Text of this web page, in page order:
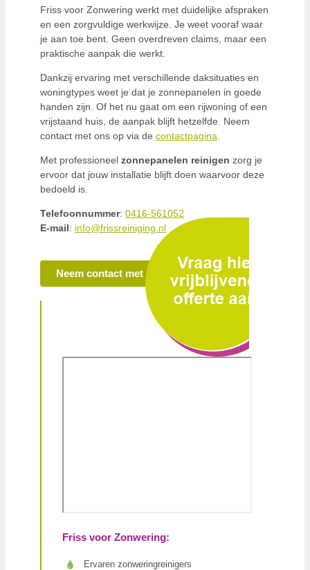
Friss voor Zonwering werkt met duidelijke afspraken
en een zorgvuldige werkwijze. Je weet vooraf waar
je aan toe bent. Geen overdreven claims, maar een
praktische aanpak die werkt.
Dankzij ervaring met verschillende daksituaties en
woningtypes weet je dat je zonnepanelen in goede
handen zijn. Of het nu gaat om een rijwoning of een
vrijstaand huis, de aanpak blijft hetzelfde. Neem
contact met ons op via de contactpagina
Met professioneel zonnepanelen reinigen zorg je
ervoor dat jouw installatie blijft doen waarvoor deze
bedoeld is.
Telefoonnummer: 0416-561052
E-mail: info@frissreiniging.nl
Neem contact met ons op
Friss voor Zonwering:
Ervaren zonweringreinigers